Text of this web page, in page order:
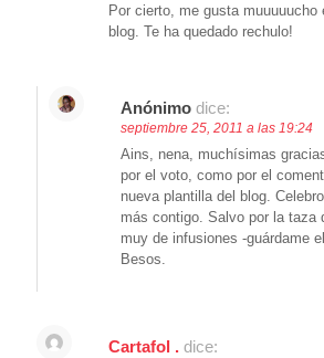
Por cierto, me gusta muuuuucho
blog. Te ha quedado rechulo!
Anónimo dice:
septiembre 25, 2011 a las 19:24
Ains, nena, muchísimas
por el voto, como por el
nueva plantilla del blog.
más contigo. Salvo por la taza
muy de infusiones -guárdame
Besos.
Cartafol . dice: